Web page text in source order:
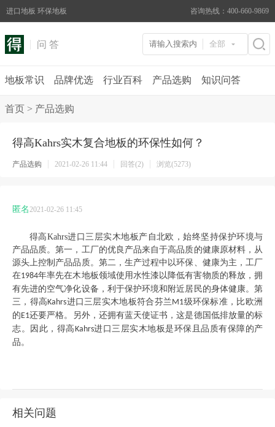
进口地板 环保地板 咨询热线：400-660-9869
问 答 全部
地板常识 品牌优选 行业百科 产品选购 知识问答
首页 > 产品选购
得高Kahrs实木复合地板的环保性如何？
产品选购 2021-02-26 11:44 回答(2) 浏览(5273)
匿名2021-02-26 11:45
得高Kahrs进口三层实木地板产自北欧，始终坚持保护环境与
产品品质。第一，工厂的优良产品来自于高品质的健康原材料，从
源头上控制产品品质。第二，生产过程中以环保、健康为主，工厂
在1984年率先在木地板领域使用水性漆以降低有害物质的释放，拥
有先进的空气净化设备，利于保护环境和附近居民的身体健康。第
三，得高Kahrs进口三层实木地板符合芬兰M1级环保标准，比欧洲
的E1还要严格。另外，还拥有蓝天使证书，这是德国低排放量的标
志。因此，得高Kahrs进口三层实木地板是环保且品质有保障的产
品。
相关问题